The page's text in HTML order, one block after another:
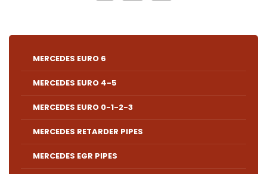
MERCEDES EURO 6
MERCEDES EURO 4-5
MERCEDES EURO 0-1-2-3
MERCEDES RETARDER PIPES
MERCEDES EGR PIPES